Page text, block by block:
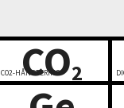
CO2
CO2-HÅNDTERING